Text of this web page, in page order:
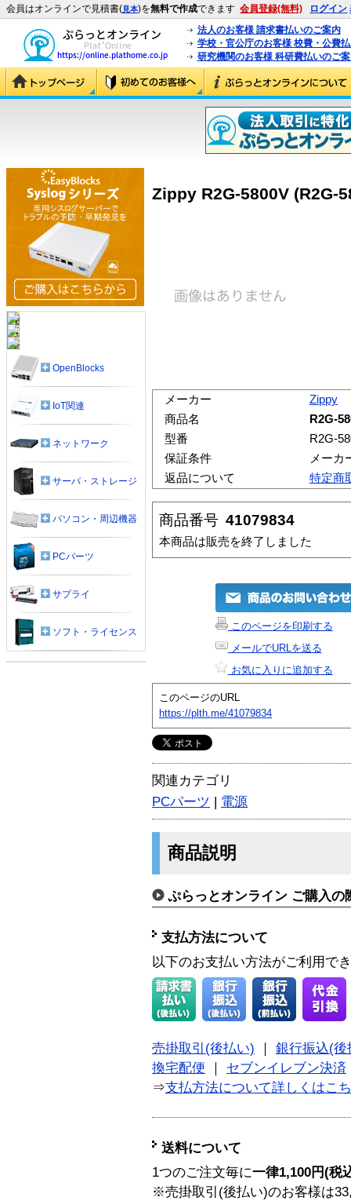
会員はオンラインで見積書(見本)を無料で作成できます 会員登録(無料) ログイン
法人のお客様 請求書払いのご案内
学校・官公庁のお客様 校費・公費
研究機関のお客様 科研費払いのご
Zippy R2G-5800V (R2G-
メーカー
Zippy
商品名
R2G-
型番
R2G-
保証条件
メーカ
返品について
特定商
商品番号 41079834
本商品は販売を終了しました
このページを印刷する
メールでURLを送る
お気に入りに追加する
このページのURL
https://plth.me/41079834
関連カテゴリ
PCパーツ | 電源
商品説明
ぷらっとオンライン ご購入の
支払方法について
以下のお支払い方法がご利用で
売掛取引(後払い)
銀行振込(後
換宅配便
セブンイレブン決済
⇒支払方法について詳しくはこ
送料について
1つのご注文毎に一律1,100円(税
※売掛取引(後払い)のお客様は
OpenBlocks
IoT関連
ネットワーク
サーバ・ストレージ
パソコン・周辺機器
PCパーツ
サプライ
ソフト・ライセンス